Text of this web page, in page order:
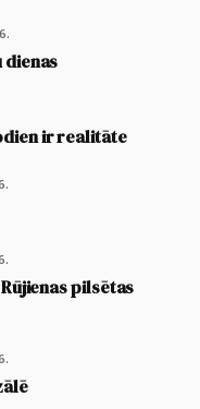
dienas
ir realitāte
pilsētas